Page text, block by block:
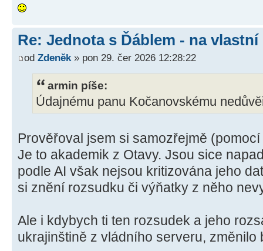
Re: Jednota s Ďáblem - na
od Zdeněk » pon 29. čer 2026 12:28:22
armin píše:
Údajnému panu Kočanovskému
Prověřoval jsem si samozřejmě
Je to akademik z Otavy. Jsou sice
podle AI však nejsou kritizována jeho
si znění rozsudku či výňatky z něho
Ale i kdybych ti ten rozsudek a jeho
ukrajinštině z vládního serveru, změnilo